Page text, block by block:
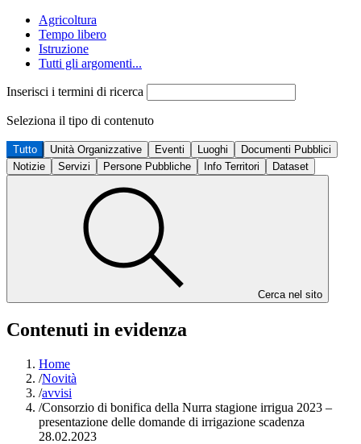
Agricoltura
Tempo libero
Istruzione
Tutti gli argomenti...
Inserisci i termini di ricerca
Seleziona il tipo di contenuto
Tutto Unità Organizzative Eventi Luoghi
Documenti Pubblici
Notizie
Servizi Persone Pubbliche Info Territori Dataset
Cerca nel sito
Contenuti in evidenza
Home
/Novità
/avvisi
/Consorzio di bonifica della Nurra stagione irrigua 2023 –
presentazione delle domande di irrigazione scadenza
28.02.2023